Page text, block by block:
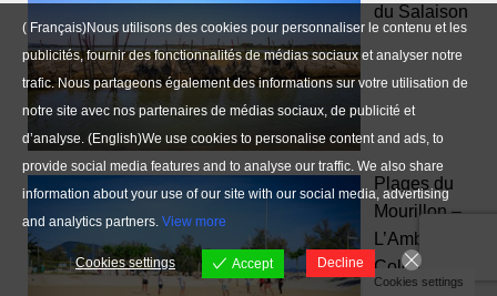
du Salaison
Plages du
Mourillon –
L’Ambiance
Colorée du
( Français)Nous utilisons des cookies pour personnaliser le contenu et les
publicités, fournir des fonctionnalités de médias sociaux et analyser notre
trafic. Nous partageons également des informations sur votre utilisation de
notre site avec nos partenaires de médias sociaux, de publicité et
d’analyse. (English)We use cookies to personalise content and ads, to
provide social media features and to analyse our traffic. We also share
information about your use of our site with our social media, advertising
and analytics partners. View more
Cookies settings Accept Decline
Cookies settings